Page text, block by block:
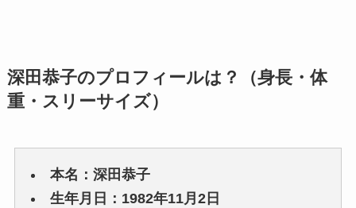
深田恭子のプロフィールは？（身長・体
重・スリーサイズ）
本名：深田恭子
生年月日：1982年11月2日